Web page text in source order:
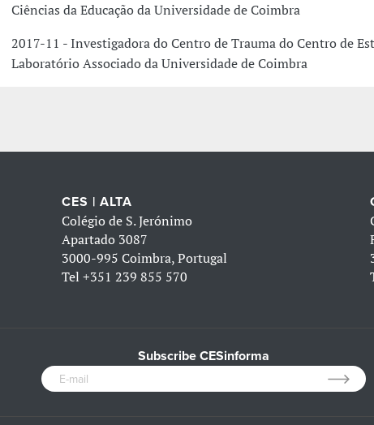
Ciências da Educação da Universidade de Coimbra
2017-11 - Investigadora do Centro de Trauma do Centro de
Laboratório Associado da Universidade de Coimbra
CES | ALTA
Colégio de S. Jerónimo
Apartado 3087
3000-995 Coimbra, Portugal
Tel+351 239 855 570
Subscribe CESinforma